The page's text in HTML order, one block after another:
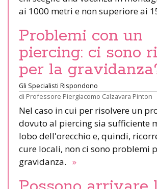
ai 1000 metri e non superiore ai
Problemi con un
piercing: ci sono
per la
Gli Specialisti Rispondono
di Professore Piergiacomo Calzavara Pinton
Nel caso in cui per risolvere un
dovuto al piercing sia sufficiente
lobo dell'orecchio e, quindi,
cure locali, non ci sono problemi
gravidanza. »